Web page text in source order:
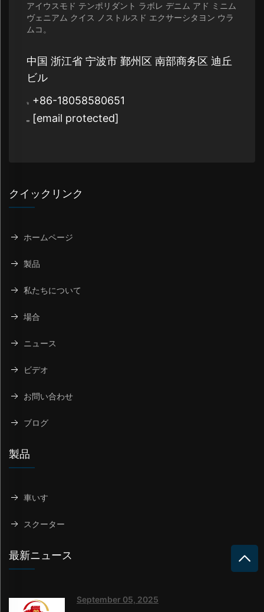
アイウスモド テンポリダント ラボレ デニム アド ミニム
ヴェニアム クイス ノストルスド エクサーシタヨン ウラ
ムコ。
中国 浙江省 宁波市 鄞州区 南部商务区 迪丘
ビル
+86-18058580651
[email protected]
クイックリンク
ホームページ
製品
私たちについて
場合
ニュース
ビデオ
お問い合わせ
ブログ
製品
車いす
スクーター
最新ニュース
September 05, 2025